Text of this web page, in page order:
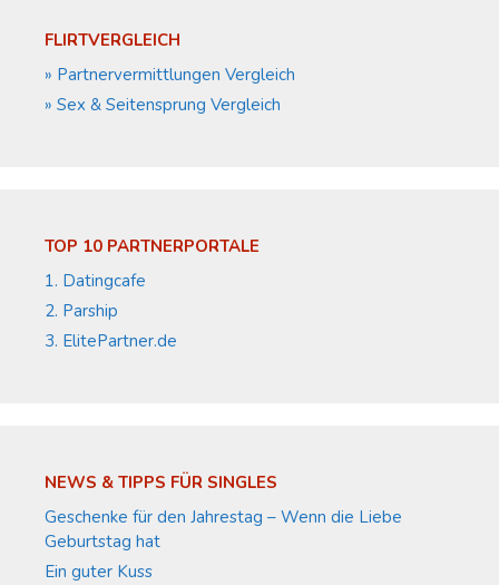
FLIRTVERGLEICH
» Partnervermittlungen Vergleich
» Sex & Seitensprung Vergleich
TOP 10 PARTNERPORTALE
1. Datingcafe
2. Parship
3. ElitePartner.de
NEWS & TIPPS FÜR SINGLES
Geschenke für den Jahrestag – Wenn die Liebe
Geburtstag hat
Ein guter Kuss